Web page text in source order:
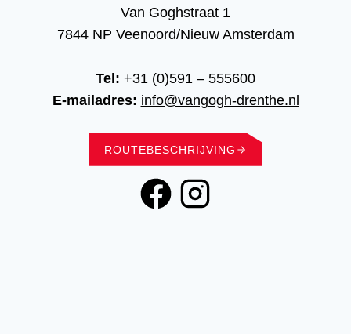
Van Goghstraat 1
7844 NP Veenoord/Nieuw Amsterdam
Tel: +31 (0)591 – 555600
E-mailadres: info@vangogh-drenthe.nl
ROUTEBESCHRIJVING